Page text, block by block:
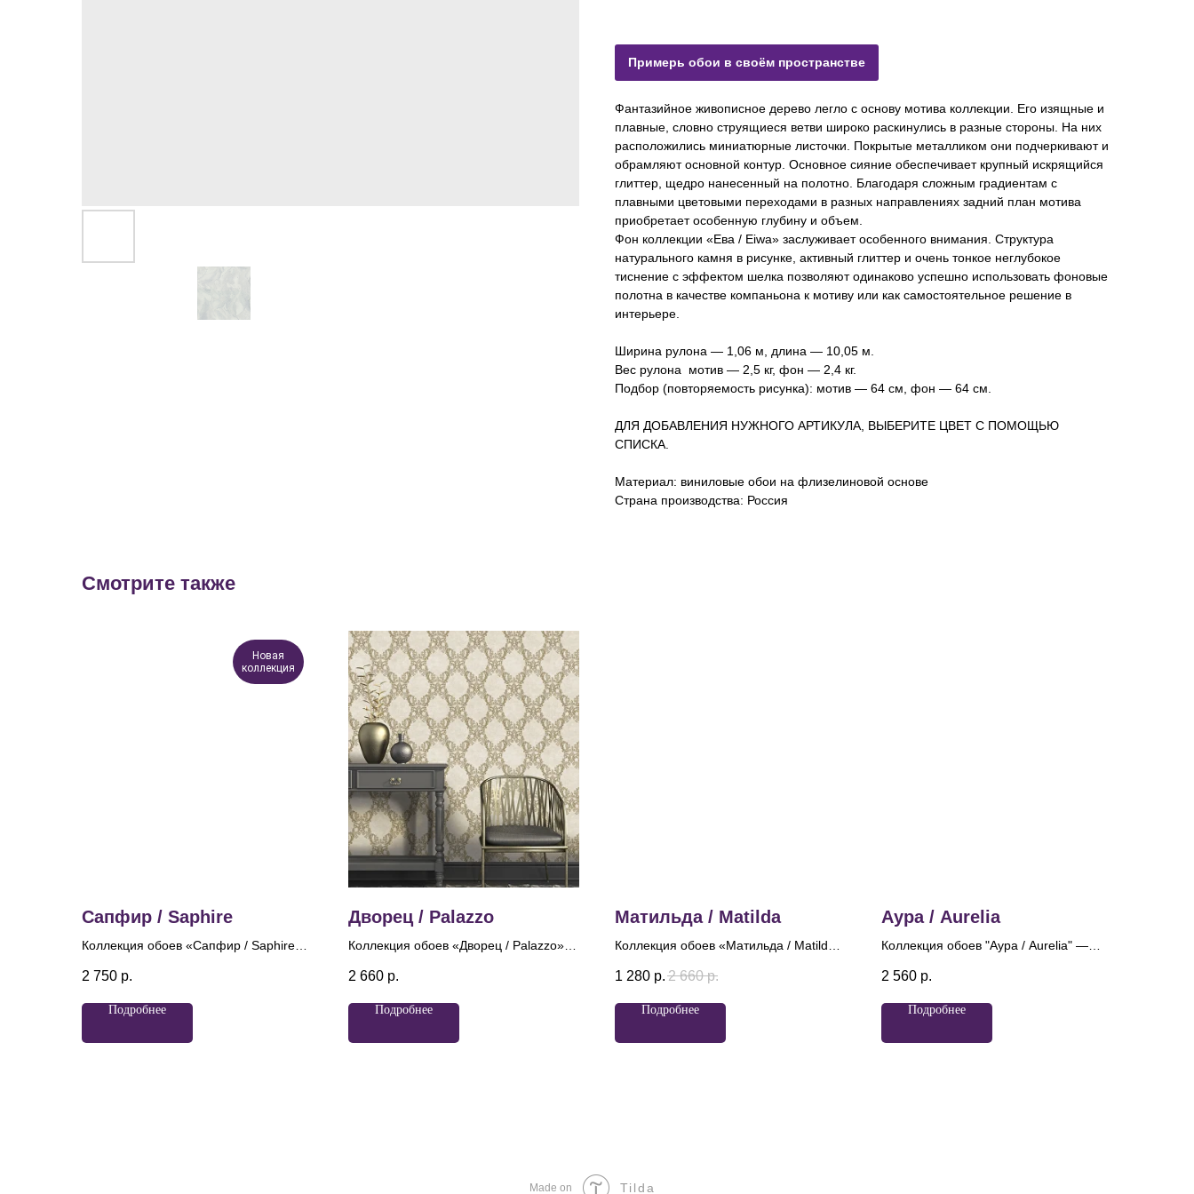
Примерь обои в своём пространстве
Фантазийное живописное дерево легло с основу мотива коллекции. Его изящные и
плавные, словно струящиеся ветви широко раскинулись в разные стороны. На них
расположились миниатюрные листочки. Покрытые металликом они подчеркивают и
обрамляют основной контур. Основное сияние обеспечивает крупный искрящийся
глиттер, щедро нанесенный на полотно. Благодаря сложным градиентам с
плавными цветовыми переходами в разных направлениях задний план мотива
приобретает особенную глубину и объем.
Фон коллекции «Ева / Eiwa» заслуживает особенного внимания. Структура
натурального камня в рисунке, активный глиттер и очень тонкое неглубокое
тиснение с эффектом шелка позволяют одинаково успешно использовать фоновые
полотна в качестве компаньона к мотиву или как самостоятельное решение в
интерьере.
Ширина рулона — 1,06 м, длина — 10,05 м.
Вес рулона мотив — 2,5 кг, фон — 2,4 кг.
Подбор (повторяемость рисунка): мотив — 64 см, фон — 64 см.
ДЛЯ ДОБАВЛЕНИЯ НУЖНОГО АРТИКУЛА, ВЫБЕРИТЕ ЦВЕТ С ПОМОЩЬЮ
СПИСКА.
Материал: виниловые обои на флизелиновой основе
Страна производства: Россия
Смотрите также
Новая
коллекция
Сапфир / Saphire
Коллекция обоев «Сапфир / Saphire»
сияния, вдохновенного глубиной и
блеском драгоценного камня.
Центральным мотивом коллекции
служит классический дамасский
2 750 р.
Подробнее
Дворец / Palazzo
Коллекция обоев «Дворец / Palazzo»
элегантности и роскоши. Дизайн и
название вдохновлены великолепием
дворцовых интерьеров, создавая
атмосферу аристократизма и
2 660 р.
Подробнее
Матильда / Matilda
Коллекция обоев «Матильда / Matilda»
именем легендарной балерины. Эти
обои с роскошным дамаском
привлекают внимание утонченной
эстетикой, где центральные розетки,
1 280 р. 2 660 р.
Подробнее
Аура / Aurelia
Коллекция обоев "Аура / Aurelia" —
древних традиций. Название
"Аурелия", переводящееся как
"золотая", идеально отражает суть
этого продукта, ведь каждая деталь
2 560 р.
Подробнее
Made on Tilda